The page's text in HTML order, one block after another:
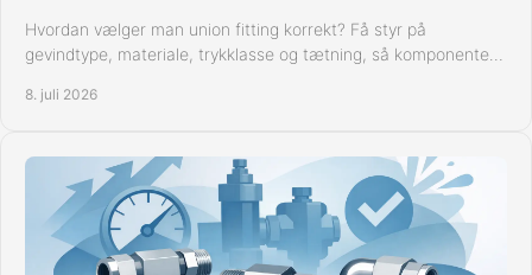
Hvordan vælger man union fitting korrekt? Få styr på
gevindtype, materiale, trykklasse og tætning, så komponenten
8. juli 2026